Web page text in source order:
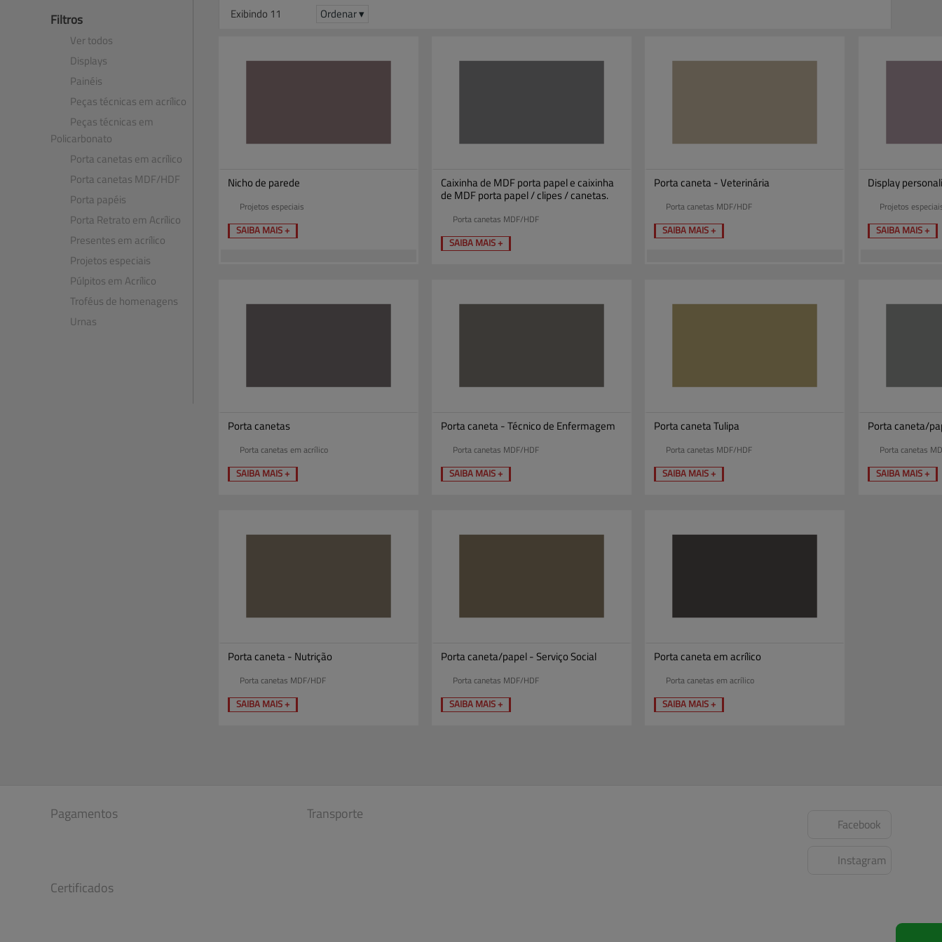
Filtros
Ver todos
Displays
Painéis
Peças técnicas em acrílico
Peças técnicas em
Policarbonato
Porta canetas em acrílico
Porta canetas MDF​/​HDF
Porta papéis
Porta Retrato em Acrílico
Presentes em acrílico
Projetos especiais
Púlpitos em Acrílico
Troféus de homenagens
Urnas
Exibindo 11 Ordenar ▾
Nicho de parede
Projetos especiais
SAIBA MAIS +
Caixinha de MDF porta papel e caixinha
de MDF porta papel / clipes / canetas.
Porta canetas MDF/HDF
SAIBA MAIS +
Porta caneta - Veterinária
Porta canetas MDF/HDF
SAIBA MAIS +
Display
Projetos
SAIBA MAIS +
Porta canetas
Porta canetas em acrílico
SAIBA MAIS +
Porta caneta - Técnico de Enfermagem
Porta canetas MDF/HDF
SAIBA MAIS +
Porta caneta Tulipa
Porta canetas MDF/HDF
SAIBA MAIS +
Porta caneta/
Porta canetas
SAIBA MAIS +
Porta caneta - Nutrição
Porta canetas MDF/HDF
SAIBA MAIS +
Porta caneta/papel - Serviço Social
Porta canetas MDF/HDF
SAIBA MAIS +
Porta caneta em acrílico
Porta canetas em acrílico
SAIBA MAIS +
Pagamentos Transporte
Certificados
Facebook
Instagram